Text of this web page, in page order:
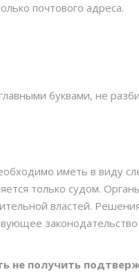
почтового адреса.
буквами, не
иметь в виду
только судом.
властей.
не получить